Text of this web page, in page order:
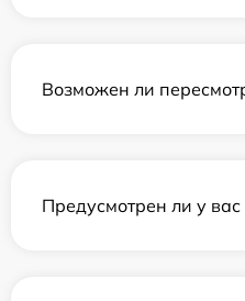
Возможен ли
Предусмотрен ли у